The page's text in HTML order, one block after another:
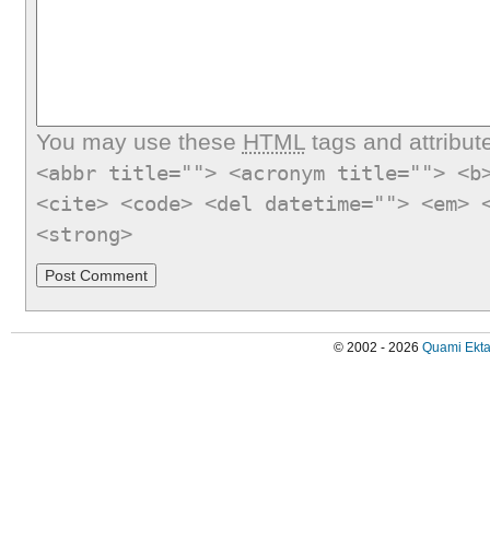
You may use these HTMLtags and
<abbr title=""> <acronym title="">
<cite> <code> <del datetime="">
<strong>
© 2002 - 2026 Quami